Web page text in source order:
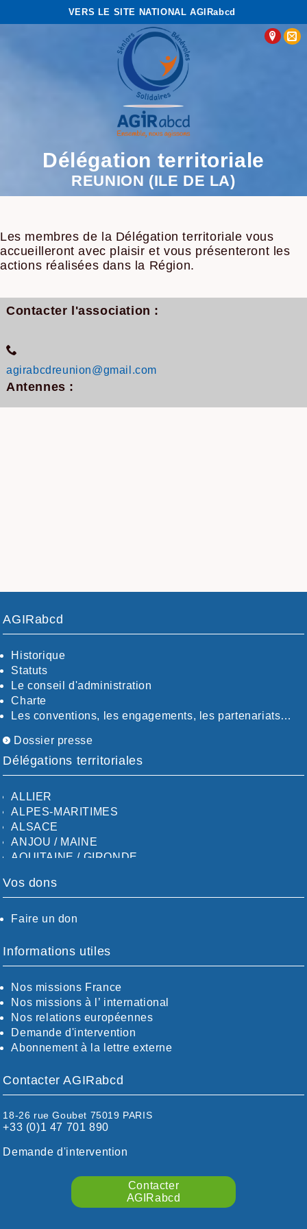
VERS LE SITE NATIONAL AGIRabcd
Délégation territoriale
REUNION (ILE DE LA)
Les membres de la Délégation territoriale vous
accueilleront avec plaisir et vous présenteront les
actions réalisées dans la Région.
Contacter l'association :
agirabcdreunion@gmail.com
Antennes :
AGIRabcd
Historique
Statuts
Le conseil d'administration
Charte
Les conventions, les engagements, les partenariats…
Dossier presse
Délégations territoriales
ALLIER
ALPES-MARITIMES
ALSACE
ANJOU / MAINE
AQUITAINE / GIRONDE
AUDE
CALVADOS-ORNE
CHARENTE-MARITIME
DORDOGNE
DRÖME / ARDÈCHE
ESSONNE
EURE-ET-LOIR
EURE/SEINE-MARITIME
GARD
HAUTE-GARONNE
HAUTES-PYRÉNÉES
HÉRAULT
ISÈRE
LOIRE / OCÉAN
Vos dons
Faire un don
Informations utiles
Nos missions France
Nos missions à l’ international
Nos relations européennes
Demande d'intervention
Abonnement à la lettre externe
Contacter AGIRabcd
18-26 rue Goubet 75019 PARIS
+33 (0)1 47 701 890
Demande d'intervention
Contacter
AGIRabcd